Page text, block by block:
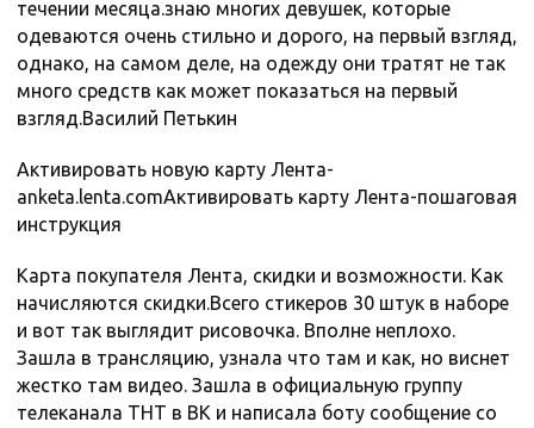
течении месяца.знаю многих девушек, которые
одеваются очень стильно и дорого, на первый взгляд,
однако, на самом деле, на одежду они тратят не так
много средств как может показаться на первый
взгляд.Василий Петькин
Активировать новую карту Лента-
anketa.lenta.comАктивировать карту Лента-пошаговая
инструкция
Карта покупателя Лента, скидки и возможности. Как
начисляются скидки.Всего стикеров 30 штук в наборе
и вот так выглядит рисовочка. Вполне неплохо.
Зашла в трансляцию, узнала что там и как, но виснет
жестко там видео. Зашла в официальную группу
телеканала ТНТ в ВК и написала боту сообщение со